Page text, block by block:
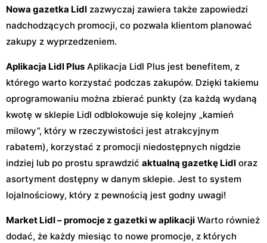
Nowa gazetka Lidl zazwyczaj zawiera także zapowiedzi
nadchodzących promocji, co pozwala klientom planować
zakupy z wyprzedzeniem.
Aplikacja Lidl Plus Aplikacja Lidl Plus jest benefitem, z
którego warto korzystać podczas zakupów. Dzięki takiemu
oprogramowaniu można zbierać punkty (za każdą wydaną
kwotę w sklepie Lidl odblokowuje się kolejny „kamień
milowy”, który w rzeczywistości jest atrakcyjnym
rabatem), korzystać z promocji niedostępnych nigdzie
indziej lub po prostu sprawdzić aktualną gazetkę Lidl oraz
asortyment dostępny w danym sklepie. Jest to system
lojalnościowy, który z pewnością jest godny uwagi!
Market Lidl – promocje z gazetki w aplikacji Warto również
dodać, że każdy miesiąc to nowe promocje, z których